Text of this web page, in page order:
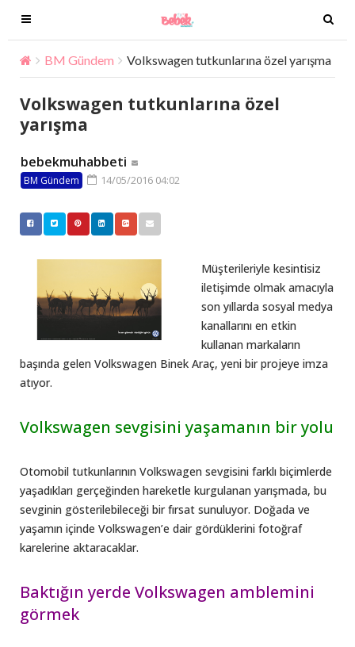
T
o
g
g
l
e
n
v
i
g
T
o
g
g
o
n
BM Gündem Volkswagen tutkunlarına özel yarışma
Volkswagen tutkunlarına özel
yarışma
bebekmuhabbeti
BM Gündem 14/05/2016 04:02
Müşterileriyle kesintisiz
iletişimde olmak amacıyla
son yıllarda sosyal medya
kanallarını en etkin
kullanan markaların
başında gelen Volkswagen Binek Araç, yeni bir projeye imza
atıyor.
Volkswagen sevgisini yaşamanın bir yolu
Otomobil tutkunlarının Volkswagen sevgisini farklı biçimlerde
yaşadıkları gerçeğinden hareketle kurgulanan yarışmada, bu
sevginin gösterilebileceği bir fırsat sunuluyor. Doğada ve
yaşamın içinde Volkswagen’e dair gördüklerini fotoğraf
karelerine aktaracaklar.
Baktığın yerde Volkswagen amblemini
görmek